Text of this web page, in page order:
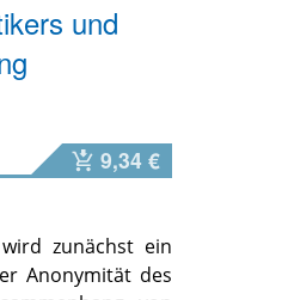
und
9,34 €
zunächst ein
Anonymität des